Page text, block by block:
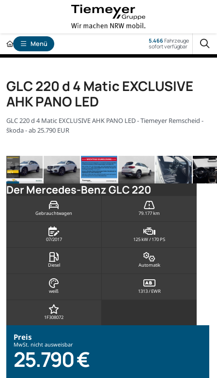
Menü 5.466Fahrzeuge
sofort verfügbar
GLC 220 d 4 Matic EXCLUSIVE
AHK PANO LED
GLC 220 d 4 Matic EXCLUSIVE AHK PANO LED - Tiemeyer Remscheid -
Škoda - ab 25.790 EUR
Der Mercedes-Benz GLC 220
Gebrauchtwagen 79.177 km
07/2017 125 kW / 170 PS
Diesel Automatik
weiß 1313 / EWR
1F308072
Preis
MwSt. nicht ausweisbar
25.790 €